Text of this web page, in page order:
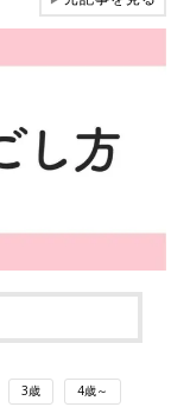
3歳 4歳～